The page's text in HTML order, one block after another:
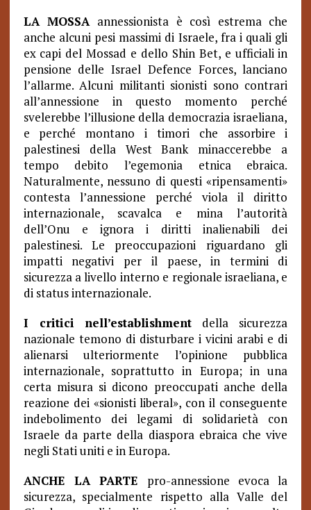
LA MOSSAannessionista è così estrema che
anche alcuni pesi massimi di Israele, fra i quali gli
ex capi del Mossad e dello Shin Bet, e ufficiali in
pensione delle Israel Defence Forces, lanciano
l’allarme. Alcuni militanti sionisti sono contrari
all’annessione in questo momento perché
svelerebbe l’illusione della democrazia israeliana,
e perché montano i timori che assorbire i
palestinesi della West Bank minaccerebbe a
tempo debito l’egemonia etnica ebraica.
Naturalmente, nessuno di questi «ripensamenti»
contesta l’annessione perché viola il diritto
internazionale, scavalca e mina l’autorità
dell’Onu e ignora i diritti inalienabili dei
palestinesi. Le preoccupazioni riguardano gli
impatti negativi per il paese, in termini di
sicurezza a livello interno e regionale israeliana, e
di status internazionale.
I critici nell’establishment della sicurezza
nazionale temono di disturbare i vicini arabi e di
alienarsi ulteriormente l’opinione pubblica
internazionale, soprattutto in Europa; in una
certa misura si dicono preoccupati anche della
reazione dei «sionisti liberal», con il conseguente
indebolimento dei legami di solidarietà con
Israele da parte della diaspora ebraica che vive
negli Stati uniti e in Europa.
ANCHE LA PARTE pro-annessione evoca la
sicurezza, specialmente rispetto alla Valle del